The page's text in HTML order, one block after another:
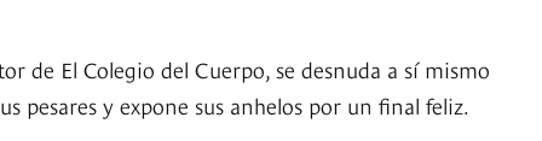
de El Colegio del Cuerpo, se desnuda a sí mismo
pesares y expone sus anhelos por un final feliz.